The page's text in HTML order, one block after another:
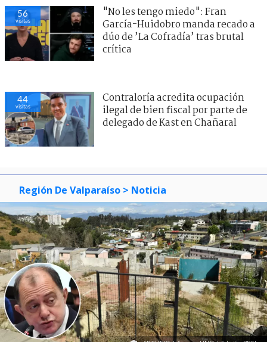
56
visitas
"No les tengo miedo": Fran
García-Huidobro manda recado a
dúo de ’La Cofradía’ tras brutal
crítica
44
visitas
Contraloría acredita ocupación
ilegal de bien fiscal por parte de
delegado de Kast en Chañaral
Región De Valparaíso > Noticia